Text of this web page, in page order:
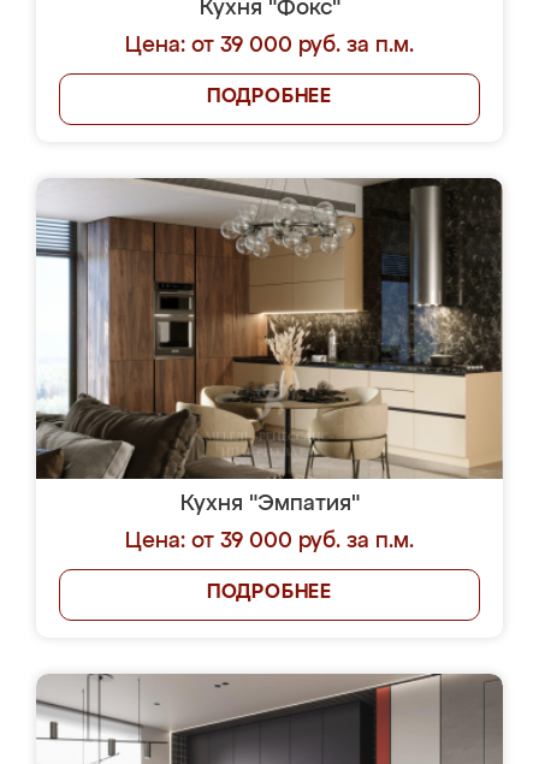
Кухня "Фокс"
Цена: от 39 000 руб. за п.м.
ПОДРОБНЕЕ
Кухня "Эмпатия"
Цена: от 39 000 руб. за п.м.
ПОДРОБНЕЕ